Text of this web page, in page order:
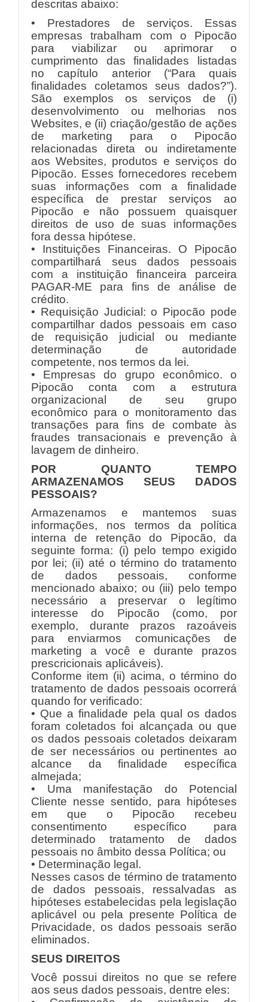
descritas abaixo:
• Prestadores de serviços. Essas
empresas trabalham com o Pipocão
para viabilizar ou aprimorar o
cumprimento das finalidades listadas
no capítulo anterior (“Para quais
finalidades coletamos seus dados?”).
São exemplos os serviços de (i)
desenvolvimento ou melhorias nos
Websites, e (ii) criação/gestão de ações
de marketing para o Pipocão
relacionadas direta ou indiretamente
aos Websites, produtos e serviços do
Pipocão. Esses fornecedores recebem
suas informações com a finalidade
específica de prestar serviços ao
Pipocão e não possuem quaisquer
direitos de uso de suas informações
fora dessa hipótese.
• Instituições Financeiras. O Pipocão
compartilhará seus dados pessoais
com a instituição financeira parceira
PAGAR-ME para fins de análise de
crédito.
• Requisição Judicial: o Pipocão pode
compartilhar dados pessoais em caso
de requisição judicial ou mediante
determinação de autoridade
competente, nos termos da lei.
• Empresas do grupo econômico. o
Pipocão conta com a estrutura
organizacional de seu grupo
econômico para o monitoramento das
transações para fins de combate às
fraudes transacionais e prevenção à
lavagem de dinheiro.
POR QUANTO TEMPO
ARMAZENAMOS SEUS DADOS
PESSOAIS?
Armazenamos e mantemos suas
informações, nos termos da política
interna de retenção do Pipocão, da
seguinte forma: (i) pelo tempo exigido
por lei; (ii) até o término do tratamento
de dados pessoais, conforme
mencionado abaixo; ou (iii) pelo tempo
necessário a preservar o legítimo
interesse do Pipocão (como, por
exemplo, durante prazos razoáveis
para enviarmos comunicações de
marketing a você e durante prazos
prescricionais aplicáveis).
Conforme item (ii) acima, o término do
tratamento de dados pessoais ocorrerá
quando for verificado:
• Que a finalidade pela qual os dados
foram coletados foi alcançada ou que
os dados pessoais coletados deixaram
de ser necessários ou pertinentes ao
alcance da finalidade específica
almejada;
• Uma manifestação do Potencial
Cliente nesse sentido, para hipóteses
em que o Pipocão recebeu
consentimento específico para
determinado tratamento de dados
pessoais no âmbito dessa Política; ou
• Determinação legal.
Nesses casos de término de tratamento
de dados pessoais, ressalvadas as
hipóteses estabelecidas pela legislação
aplicável ou pela presente Política de
Privacidade, os dados pessoais serão
eliminados.
SEUS DIREITOS
Você possui direitos no que se refere
aos seus dados pessoais, dentre eles: